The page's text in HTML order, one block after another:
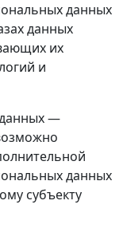
данных
данных
их
и
—
данных
субъекту